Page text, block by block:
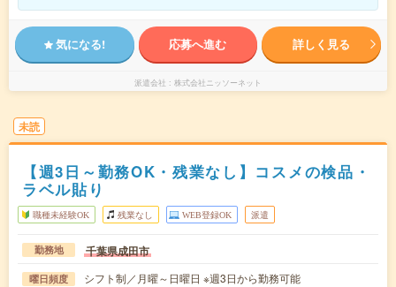
気になる! 応募へ進む 詳しく見る
派遣会社 株式会社ニッソーネット
未読
【週3日～勤務OK・残業なし】コスメの検品・
ラベル貼り
職種未経験OK 残業なし WEB登録OK 派遣
勤務地 千葉県成田市
曜日頻度 シフト制／月曜～日曜日 ※週3日から勤務可能